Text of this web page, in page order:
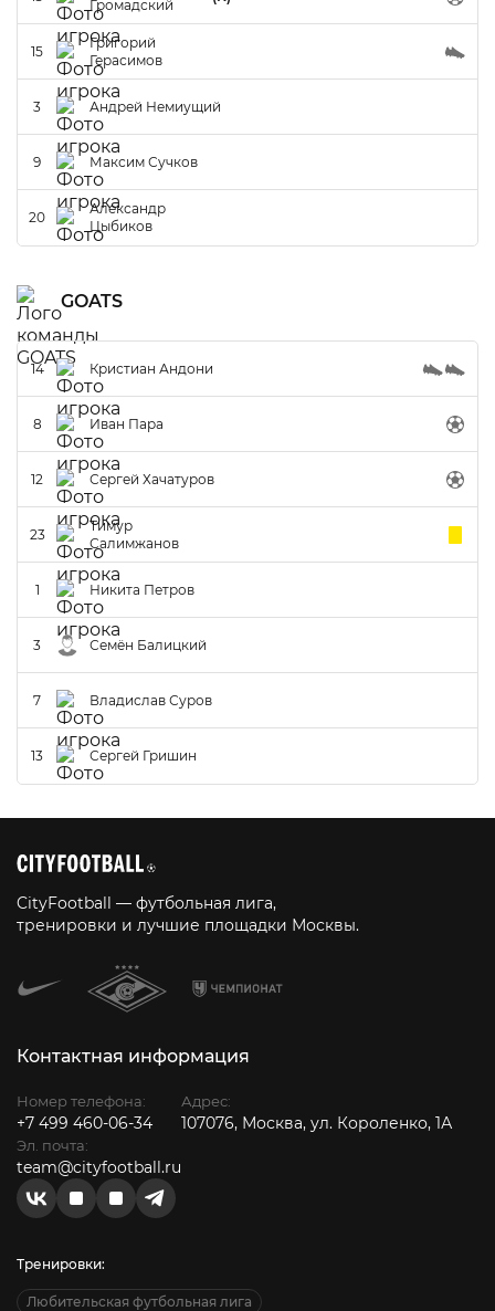
Громадский
15
Григорий
Герасимов
3 Андрей Немиущий
9 Максим Сучков
20
Александр
Цыбиков
GOATS
14 Кристиан Андони
8 Иван Пара
12 Сергей Хачатуров
23
Тимур
Салимжанов
1 Никита Петров
3 Семён Балицкий
7 Владислав Суров
13 Сергей Гришин
CityFootball — футбольная лига,
тренировки и лучшие площадки Москвы.
Контактная информация
Номер телефона:
+7 499 460-06-34
Эл. почта:
team@cityfootball.ru
Адрес:
107076, Москва, ул. Короленко, 1А
Тренировки:
Любительская футбольная лига